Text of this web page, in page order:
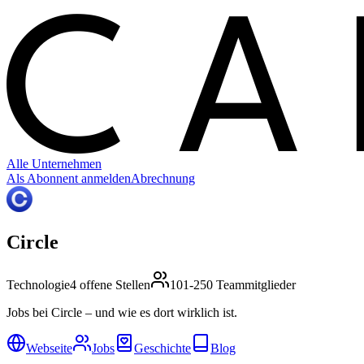
C
Alle Unternehmen
Als Abonnent anmeldenAbrechnung
Circle
Technologie4 offene Stellen
101-250 Teammitglieder
Jobs bei Circle – und wie es dort wirklich ist.
Webseite Jobs Geschichte Blog